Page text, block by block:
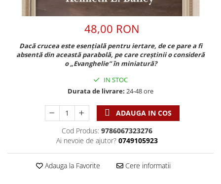
Viata crestina
Rugaciune
Familie
Barbati
Viata de familie
Instrumente pastorale
Pix plastic
Jocuri
Jurnal de Rugaciune
Obiecte decorative
Sibiu
Carti postale
Jurnal
Timisoara
Alte suveniruri
48,00 RON
Dacă crucea este esențială pentru iertare, de ce pare a fi
absentă din această parabolă, pe care creștinii o consideră
o „Evanghelie” în miniatură?
IN STOC
Durata de livrare: 24-48 ore
ADAUGA IN COS
Cod Produs: 9786067323276
Ai nevoie de ajutor? 0749105923
Adauga la Favorite Cere informatii